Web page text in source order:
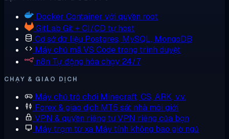
Docker Container với quyền root
GitLab Git + CI/CD tự host
Cơ sở dữ liệu Postgres, MySQL, MongoDB
Máy chủ mãVS Code trong trình duyệt
n8n Tự động hóa chạy 24/7
CHẠY & GIAO DỊCH
Máy chủ trò chơi Minecraft, CS, ARK, v.v.
Forex & giao dịch MT5 sát nhà môi giới
VPN & quyền riêng tưVPN riêng của bạn
Máy trạm từ xa Máy tính không bao giờ ngủ